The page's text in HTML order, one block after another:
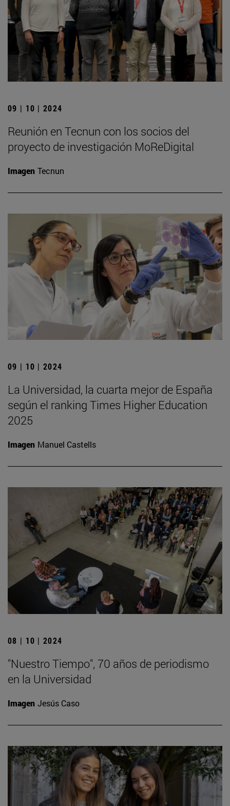
09 | 10 | 2024
Reunión en Tecnun con los socios del
proyecto de investigación MoReDigital
Imagen Tecnun
09 | 10 | 2024
La Universidad, la cuarta mejor de España
según el ranking Times Higher Education
2025
Imagen Manuel Castells
08 | 10 | 2024
"Nuestro Tiempo", 70 años de periodismo
en la Universidad
Imagen Jesús Caso